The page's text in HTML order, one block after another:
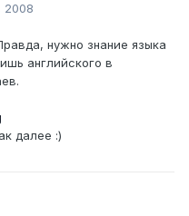
2008
нужно знание языка
английского в
далее :)